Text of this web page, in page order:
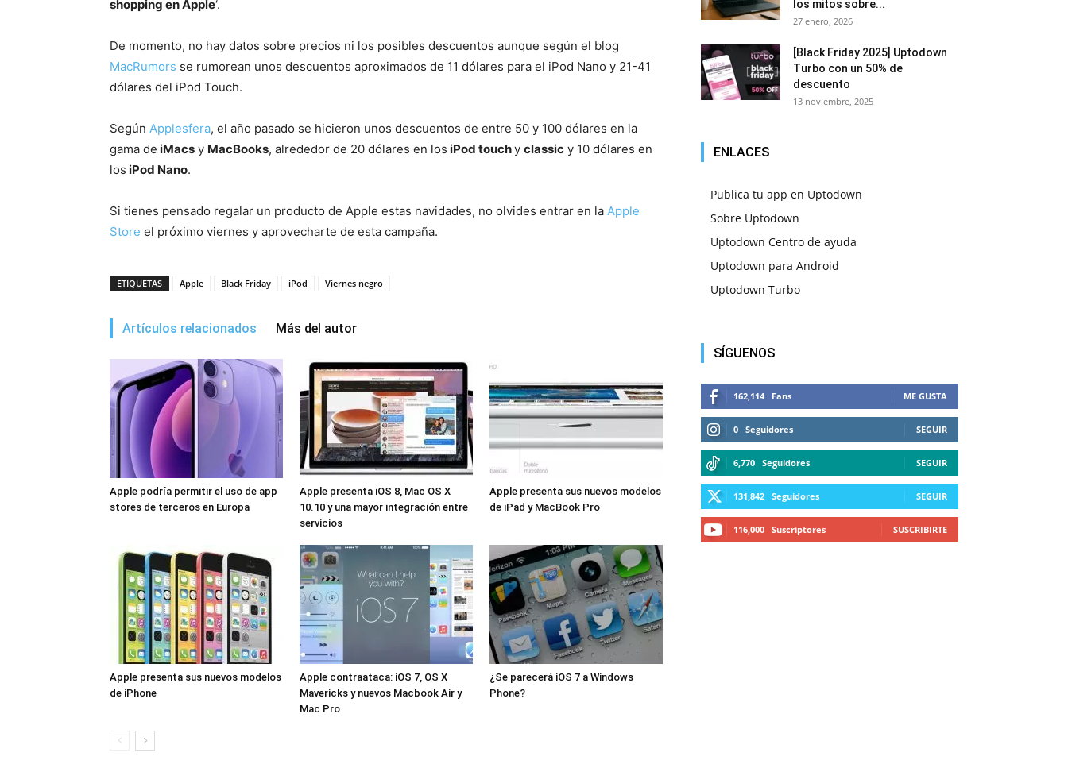
shopping en Apple‘.
De momento, no hay datos sobre precios ni los posibles descuentos aunque según el blog
MacRumors se rumorean unos descuentos aproximados de 11 dólares para el iPod Nano y 21-41
dólares del iPod Touch.
Según Applesfera, el año pasado se hicieron unos descuentos de entre 50 y 100 dólares en la
gama de iMacs y MacBooks, alrededor de 20 dólares en los iPod touchy classic y 10 dólares en
los iPod Nano.
Si tienes pensado regalar un producto de Apple estas navidades, no olvides entrar en la Apple
Store el próximo viernes y aprovecharte de esta campaña.
ETIQUETAS Apple Black Friday iPod Viernes negro
Artículos relacionados Más del autor
Apple podría permitir el uso de app
stores de terceros en Europa
Apple presenta iOS 8, Mac OS X
10.10 y una mayor integración entre
servicios
Apple presenta sus nuevos modelos
de iPad y MacBook Pro
Apple presenta sus nuevos modelos
de iPhone
Apple contraataca: iOS 7, OS X
Mavericks y nuevos Macbook Air y
Mac Pro
¿Se parecerá iOS 7 a Windows
Phone?
los mitos sobre...
27 enero, 2026
[Black Friday 2025] Uptodown
Turbo con un 50% de
descuento
13 noviembre, 2025
ENLACES
Publica tu app en Uptodown
Sobre Uptodown
Uptodown Centro de ayuda
Uptodown para Android
Uptodown Turbo
SÍGUENOS
162,114 Fans ME GUSTA
0 Seguidores SEGUIR
6,770 Seguidores SEGUIR
131,842 Seguidores SEGUIR
116,000 Suscriptores SUSCRIBIRTE